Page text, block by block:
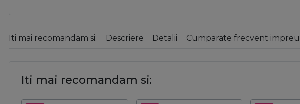
Iti mai recomandam si: Descriere Detalii Cumparate frecvent
Iti mai recomandam si: